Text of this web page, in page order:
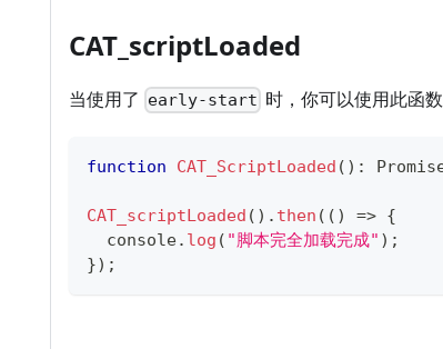
CAT_scriptLoaded
当使用了 early-start 时，你可以使用此函
function CAT_ScriptLoaded ( ) :
CAT_scriptLoaded ( ) . then ( ( ) => {
console. log ( "脚本完全加载完成" ) ;
}) ;